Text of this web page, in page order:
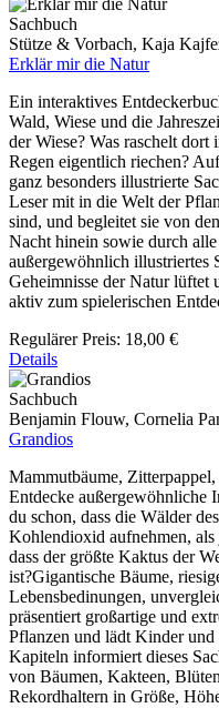
Sachbuch
Stütze & Vorbach, Kaja
Erklär mir die Natur
Ein interaktives
Wald, Wiese und die
der Wiese? Was raschelt
Regen eigentlich riechen?
ganz besonders illustrierte
Leser mit in die Welt der
sind, und begleitet sie von
Nacht hinein sowie durch
außergewöhnlich illustriertes
Geheimnisse der Natur lüftet
aktiv zum spielerischen
Regulärer Preis: 18,00 €
Details
Sachbuch
Benjamin Flouw, Cornelia
Grandios
Mammutbäume,
Entdecke außergewöhnliche
du schon, dass die Wälder
Kohlendioxid aufnehmen, als
dass der größte Kaktus der
ist?Gigantische Bäume,
Lebensbedinungen,
präsentiert großartige und
Pflanzen und lädt Kinder
Kapiteln informiert dieses
von Bäumen, Kakteen,
Rekordhaltern in Größe,